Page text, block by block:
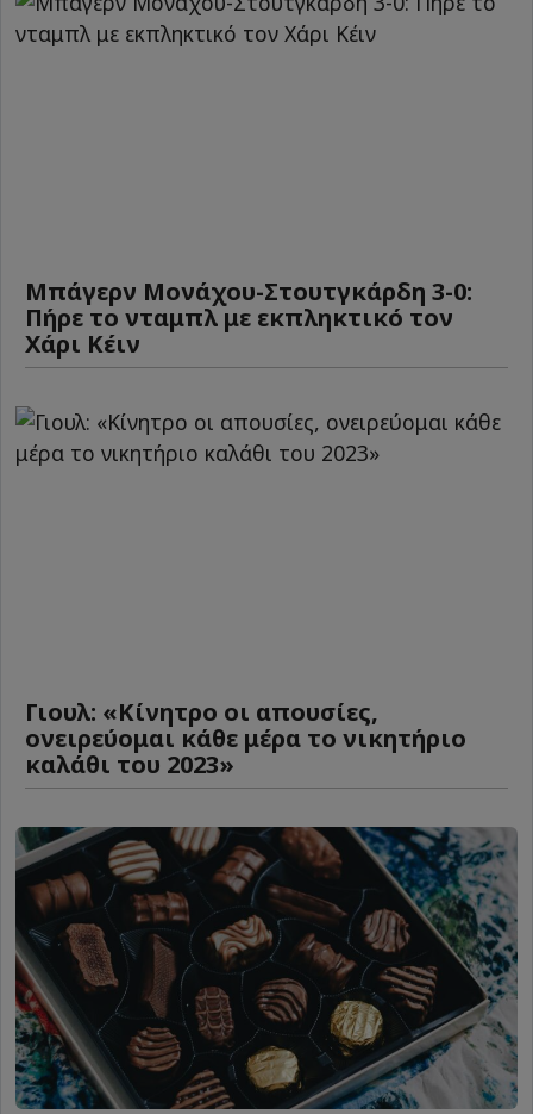
Μπάγερν Μονάχου-Στουτγκάρδη 3-0:
Πήρε το νταμπλ με εκπληκτικό τον
Χάρι Κέιν
Γιουλ: «Κίνητρο οι απουσίες,
ονειρεύομαι κάθε μέρα το νικητήριο
καλάθι του 2023»